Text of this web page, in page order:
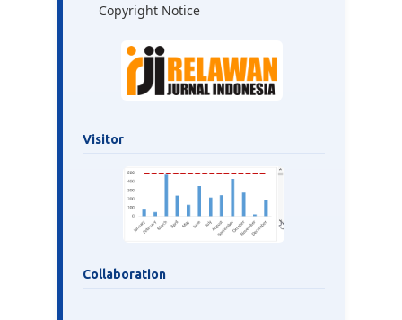
Copyright Notice
Visitor
Collaboration